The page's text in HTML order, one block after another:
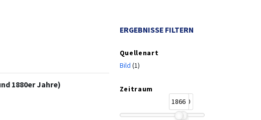
1880er Jahre)
ERGEBNISSE FILTERN
Quellenart
Bild (1)
Zeitraum
1866
1890